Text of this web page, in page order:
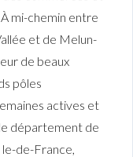
mi-chemin entre
et de Melun-
de beaux
pôles
actives et
département de
de-France,